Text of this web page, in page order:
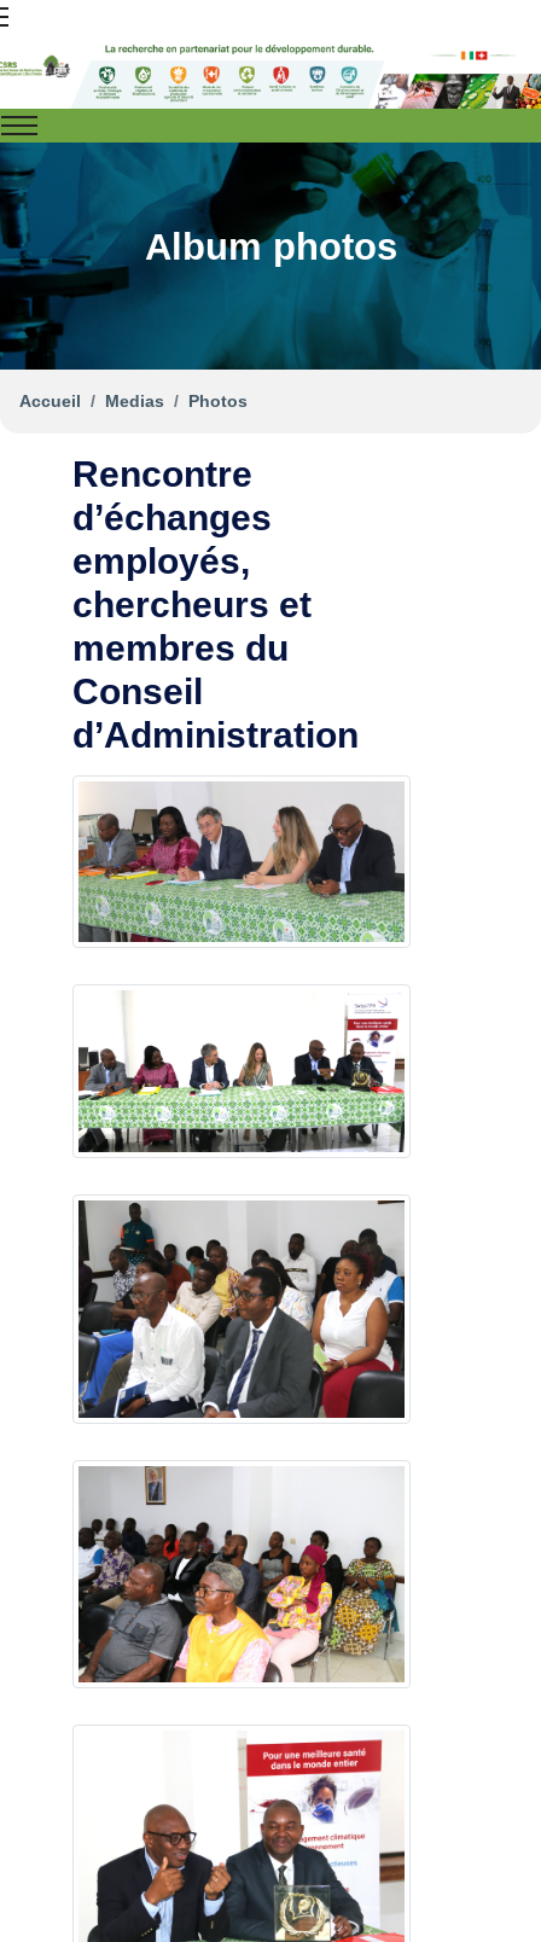
Album photos
Accueil Medias Photos
Rencontre
d’échanges
employés,
chercheurs et
membres du
Conseil
d’Administration